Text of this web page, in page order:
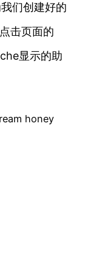
们创建好的
击页面的
显示的助
honey